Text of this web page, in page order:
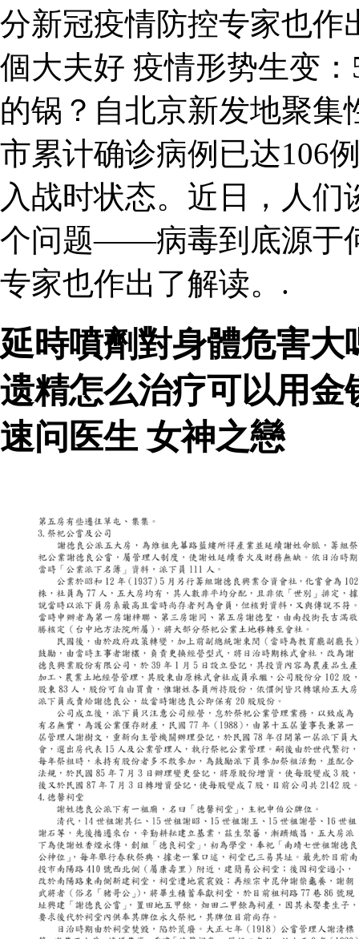
分新冠疫情防控专家也作
個大夫好 疫情形势生变
的锅？自北京新发地聚
市累计确诊病例已达106
入战时状态。近日，人
个问题——病毒到底源于
专家也作出了解读。.
延時噴劑對身體危害
遗精怎么治疗可以用
速问医生 女神之戀